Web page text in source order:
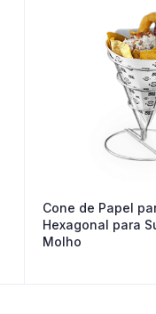
Cone de Papel
Hexagonal para
Molho